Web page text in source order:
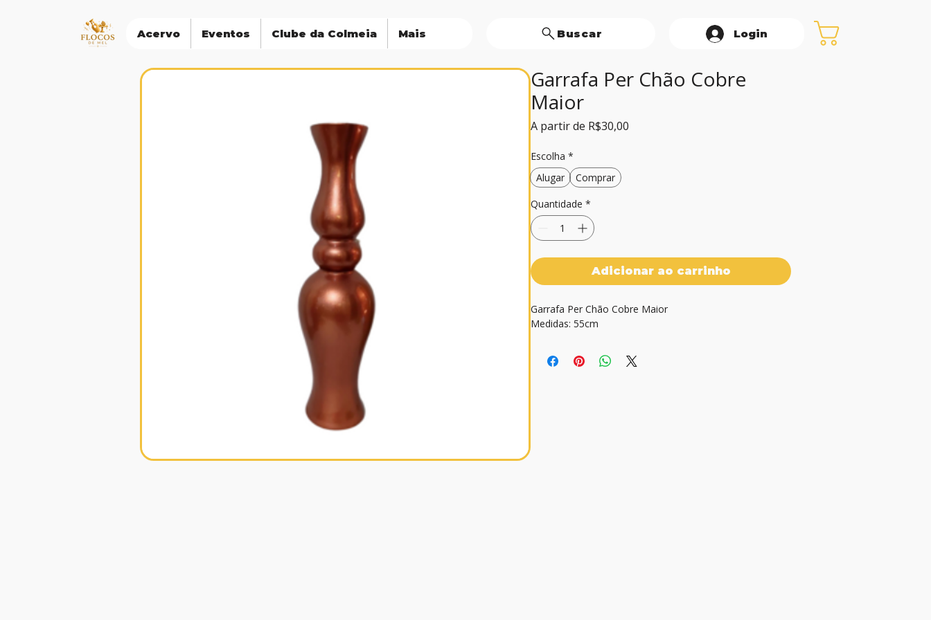
Acervo Eventos Clube da Colmeia Mais Buscar Login
Garrafa Per Chão Cobre
Maior
A partir de R$30,00
Escolha *
Alugar
Comprar
Quantidade *
Adicionar ao carrinho
Garrafa Per Chão Cobre Maior
Medidas: 55cm